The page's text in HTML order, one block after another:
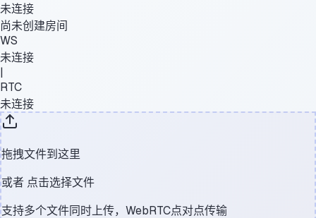
未连接
尚未创建房间
WS
未连接
|
RTC
未连接
拖拽文件到这里
或者 点击选择文件
支持多个文件同时上传，WebRTC点对点传输